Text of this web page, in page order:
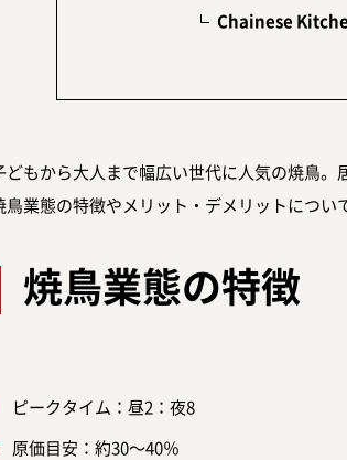
Chainese
どもから大人まで幅広い世代に人気の焼鳥。
鳥業態の特徴やメリット・デメリットについ
焼鳥業態の特徴
ピークタイム：昼2：夜8
原価目安：約30～40％